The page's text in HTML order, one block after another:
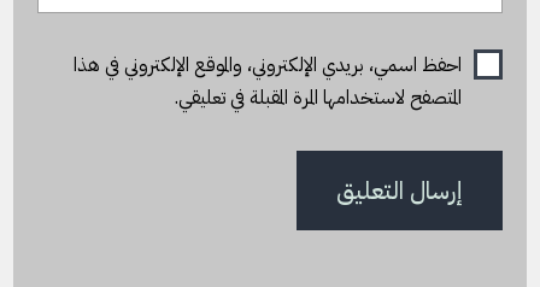
احفظ اسمي، بريدي الإلكتروني، والموقع الإلكتروني في هذا
المتصفح لاستخدامها المرة المقبلة في تعليقي.